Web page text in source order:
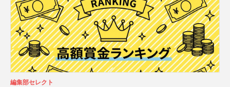
編集部セレクト